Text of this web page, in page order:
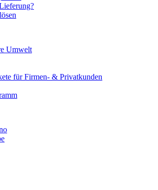
Umwelt
für Firmen- & Privatkunden